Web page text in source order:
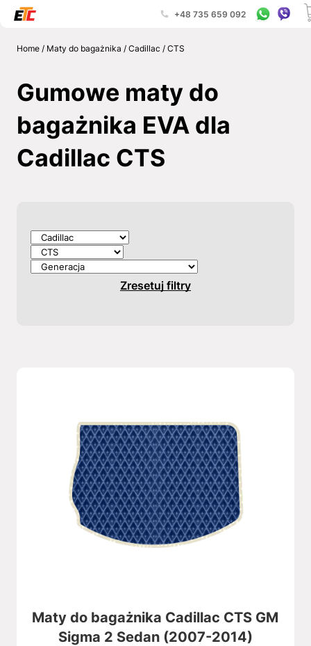
+48 735 659 092
Home/ Maty do bagażnika / Cadillac / CTS
Gumowe maty do
bagażnika EVA dla
Cadillac CTS
Zresetuj filtry
Maty do bagażnika Cadillac CTS GM
Sigma 2 Sedan (2007-2014)